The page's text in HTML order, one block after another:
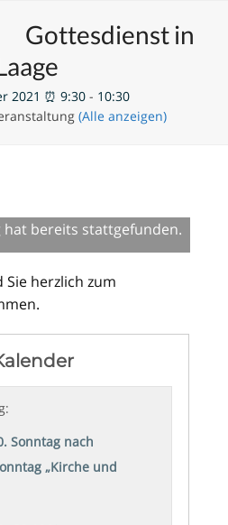
Gottesdienst in
2021 ⏰ 9:30- 10:30
(Alle anzeigen)
hat bereits stattgefunden.
herzlich zum